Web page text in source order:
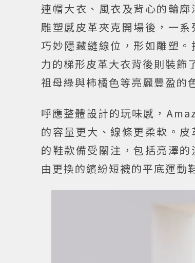
連帽大衣、風衣及背心的輪
雕塑感皮革夾克開場後，一
巧妙隱藏縫線位，形如雕塑
力的梯形皮革大衣背後則裝飾
祖母綠與柿橘色等亮麗豐盈的
呼應整體設計的玩味感，
的容量更大、線條更柔軟。
的鞋款備受關注，包括亮澤
由更換的繽紛短襪的平底運動